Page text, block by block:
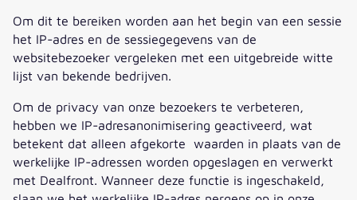
Om dit te bereiken worden aan het begin van een sessie
het IP-adres en de sessiegegevens van de
websitebezoeker vergeleken met een uitgebreide witte
lijst van bekende bedrijven.
Om de privacy van onze bezoekers te verbeteren,
hebben we IP-adresanonimisering geactiveerd, wat
betekent dat alleen afgekorte waarden in plaats van de
werkelijke IP-adressen worden opgeslagen en verwerkt
met Dealfront. Wanneer deze functie is ingeschakeld,